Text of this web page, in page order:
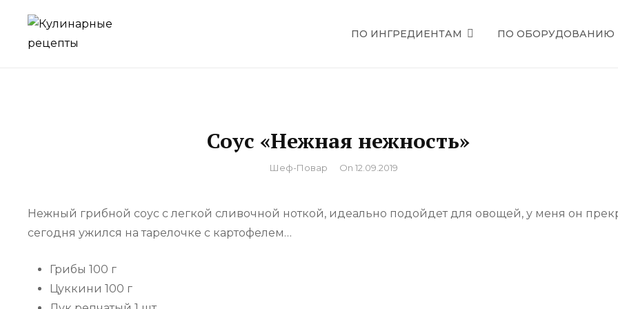
content
ПО ИНГРЕДИЕНТАМ ПО ОБОРУДОВАНИЮ
Соус «Нежная нежность»
By
Шеф-Повар On 12.09.2019
Нежный грибной соус с легкой сливочной ноткой, идеально подойдет для овощей, у меня он
сегодня ужился на тарелочке с картофелем…
Грибы 100 г
Цуккини 100 г